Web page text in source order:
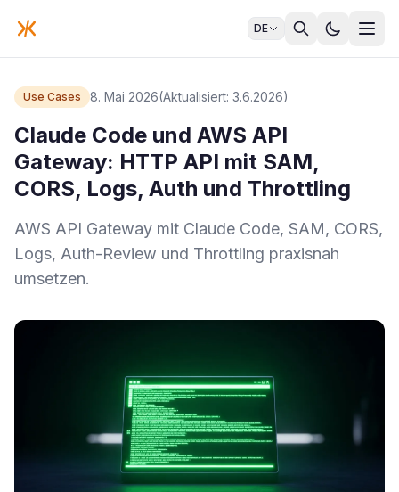
DE
Use Cases 8. Mai 2026(Aktualisiert: 3.6.2026)
Claude Code und AWS API
Gateway: HTTP API mit SAM,
CORS, Logs, Auth und Throttling
AWS API Gateway mit Claude Code, SAM, CORS,
Logs, Auth-Review und Throttling praxisnah
umsetzen.